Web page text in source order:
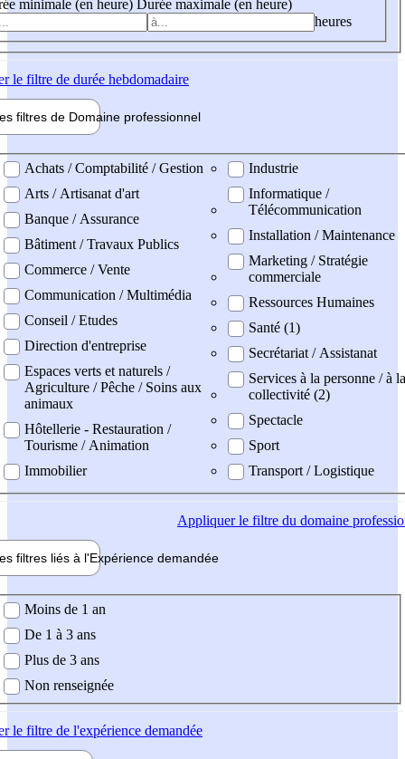
minimale (en heure) Durée maximale (en heure)
heures
le filtre de durée hebdomadaire
filtres de Domaine professionnel
professionel
Achats / Comptabilité / Gestion
Arts / Artisanat d'art
Banque / Assurance
Bâtiment / Travaux Publics
Commerce / Vente
Communication / Multimédia
Conseil / Etudes
Direction d'entreprise
Espaces verts et naturels /
Agriculture / Pêche / Soins aux
animaux
Hôtellerie - Restauration /
Tourisme / Animation
Immobilier
Industrie
Informatique /
Télécommunication
Installation / Maintenance
Marketing / Stratégie
commerciale
Ressources Humaines
Santé (1)
Secrétariat / Assistanat
Services à la personne / à la
collectivité (2)
Spectacle
Sport
Transport / Logistique
Appliquerle filtre du domaine
filtres liés à l'Expérience demandée
demandée
Moins de 1 an
De 1 à 3 ans
Plus de 3 ans
Non renseignée
le filtre de l'expérience demandée